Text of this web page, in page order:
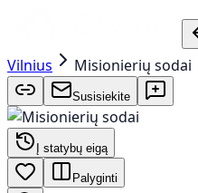
Vilnius Misionierių sodai
Susisiekite
Į statybų eigą
Palyginti